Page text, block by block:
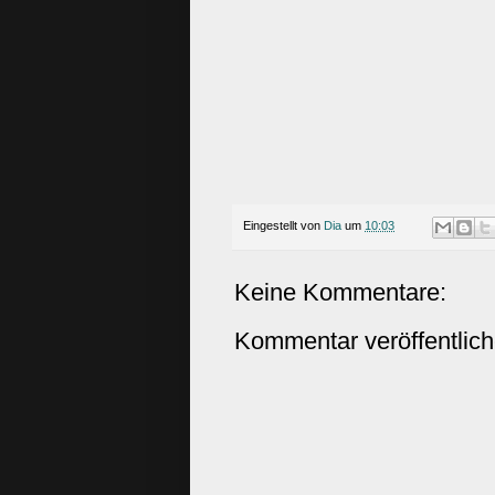
Eingestellt von Dia um 10:03
Keine Kommentare:
Kommentar